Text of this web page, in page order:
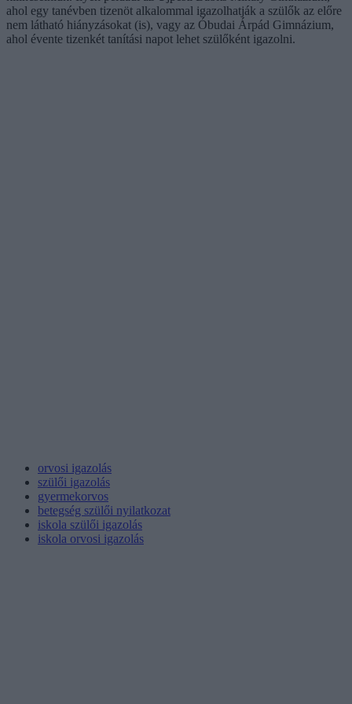
ahol egy tanévben tizenöt alkalommal igazolhatják a szülők az előre
nem látható hiányzásokat (is), vagy az Óbudai Árpád Gimnázium,
ahol évente tizenkét tanítási napot lehet szülőként igazolni.
orvosi igazolás
szülői igazolás
gyermekorvos
betegség szülői nyilatkozat
iskola szülői igazolás
iskola orvosi igazolás